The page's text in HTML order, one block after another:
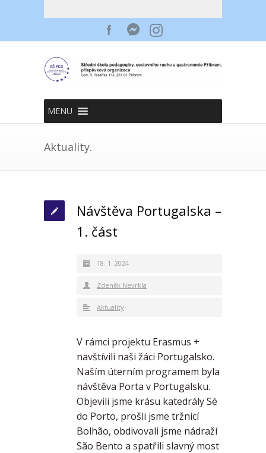
MENU
Aktuality.
Návštěva Portugalska –
1. část
18. 1. 2024
Zdeněk Nevrkla
Aktuality
V rámci projektu Erasmus +
navštívili naši žáci Portugalsko.
Naším úterním programem byla
návštěva Porta v Portugalsku.
Objevili jsme krásu katedrály Sé
do Porto, prošli jsme tržnicí
Bolhão, obdivovali jsme nádraží
São Bento a spatřili slavný most